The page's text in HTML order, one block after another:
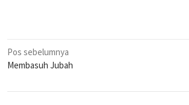
Navigasi
pos
Pos sebelumnya
Membasuh Jubah